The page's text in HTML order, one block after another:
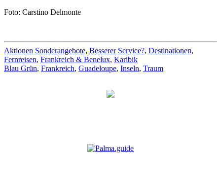
Foto: Carstino Delmonte
Aktionen Sonderangebote, Besserer Service?, Destinationen,
Fernreisen, Frankreich & Benelux, Karibik
Blau Grün, Frankreich, Guadeloupe, Inseln, Traum